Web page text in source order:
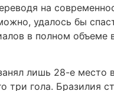
на
удалось бы
в полном
лишь 28-е место
три гола. Бразилия